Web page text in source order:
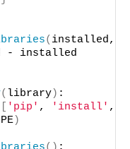
( installed,
- installed
( library) :
'pip' , 'install' ,
)